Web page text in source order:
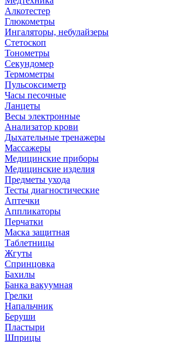
Алкотестер
Глюкометры
Ингаляторы, небулайзеры
Стетоскоп
Тонометры
Секундомер
Термометры
Пульсоксиметр
Часы песочные
Ланцеты
Весы электронные
Анализатор крови
Дыхательные тренажеры
Массажеры
Медицинские приборы
Медицинские изделия
Предметы ухода
Тесты диагностические
Аптечки
Аппликаторы
Перчатки
Маска защитная
Таблетницы
Жгуты
Спринцовка
Бахилы
Банка вакуумная
Грелки
Напальчник
Беруши
Пластыри
Шприцы